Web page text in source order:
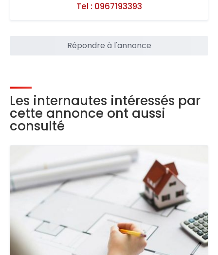
Tel : 0967193393
Répondre à l'annonce
Les internautes intéressés par
cette annonce ont aussi
consulté